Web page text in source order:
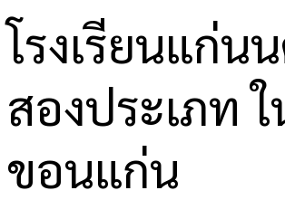
โรงเรียนแก่น
สองประเภท
ขอนแก่น